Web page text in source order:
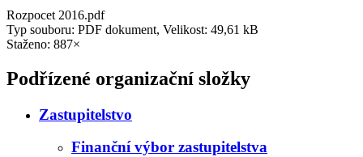
Rozpocet 2016.pdf
Typ souboru: PDF dokument, Velikost: 49,61 kB
Staženo: 887×
Podřízené organizační složky
Zastupitelstvo
Finanční výbor zastupitelstva